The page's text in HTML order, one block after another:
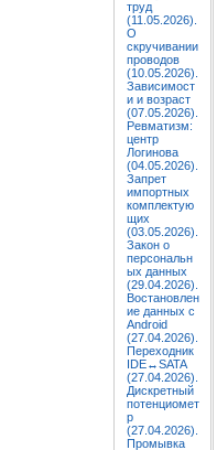
труд
(11.05.2026).
О
скручивании
проводов
(10.05.2026).
Зависимост
и и возраст
(07.05.2026).
Ревматизм:
центр
Логинова
(04.05.2026).
Запрет
импортных
комплектую
щих
(03.05.2026).
Закон о
персональн
ых данных
(29.04.2026).
Востановлен
ие данных с
Android
(27.04.2026).
Переходник
IDE↔SATA
(27.04.2026).
Дискретный
потенциомет
р
(27.04.2026).
Промывка